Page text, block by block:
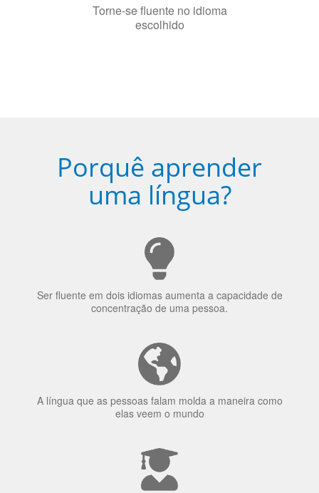
Torne-se fluente no idioma
escolhido
Porquê aprender
uma língua?
Ser fluente em dois idiomas aumenta a capacidade de
concentração de uma pessoa.
A língua que as pessoas falam molda a maneira como
elas veem o mundo